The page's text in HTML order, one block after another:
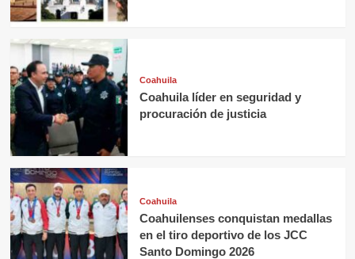
Coahuila
Coahuila líder en seguridad y
procuración de justicia
Coahuila
Coahuilenses conquistan medallas
en el tiro deportivo de los JCC
Santo Domingo 2026